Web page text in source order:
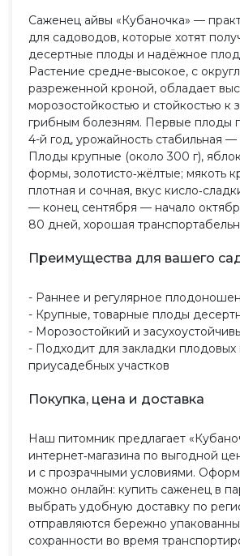
Саженец айвы «Кубаночка» —
для садоводов, которые хотят
десертные плоды и надёжное
Растение средне-высокое, с
разреженной кроной, обладает
морозостойкостью и стойкостью к
грибным болезням. Первые плоды
4-й год, урожайность стабильная —
Плоды крупные (около 300 г),
формы, золотисто‑жёлтые; мякоть
плотная и сочная, вкус
— конец сентября — начало
80 дней, хорошая
Преимущества для вашего
- Раннее и регулярное
- Крупные, товарные плоды
- Морозостойкий и
- Подходит для закладки
приусадебных участков
Покупка, цена и доставка
Наш питомник предлагает
интернет‑магазина по выгодной
и с прозрачными условиями.
можно онлайн: купить саженец в
выбрать удобную доставку по
отправляются бережно
сохранности во время